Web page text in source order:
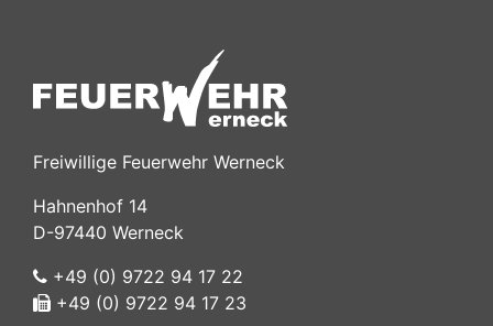
Freiwillige Feuerwehr Werneck
Hahnenhof 14
D-97440 Werneck
+49 (0) 9722 94 17 22
+49 (0) 9722 94 17 23